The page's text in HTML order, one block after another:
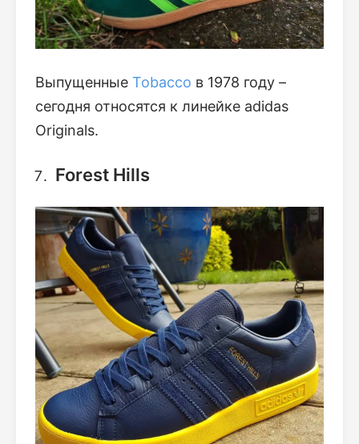
Выпущенные Tobacco в 1978 году –
сегодня относятся к линейке adidas
Originals.
Forest Hills